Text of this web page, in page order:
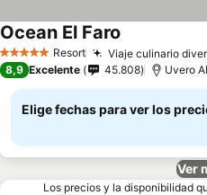
5 Estrellas Resort Viaje culinario
Ocean El Faro
8,9 Excelente 45.808 Uvero
Elige fechas para ver los
Ver
Los precios y la disponibilidad